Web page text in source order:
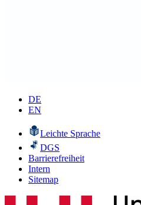
DE
EN
Leichte Sprache
DGS
Barrierefreiheit
Intern
Sitemap